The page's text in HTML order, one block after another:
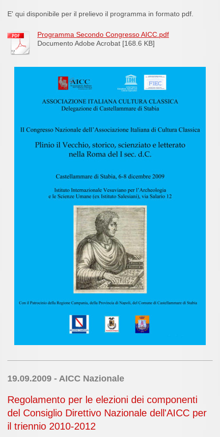
E' qui disponibile per il prelievo il programma in formato pdf.
Programma Secondo Congresso AICC.pdf
Documento Adobe Acrobat [168.6 KB]
19.09.2009 - AICC Nazionale
Regolamento per le elezioni dei componenti
del Consiglio Direttivo Nazionale dell'AICC per
il triennio 2010-2012